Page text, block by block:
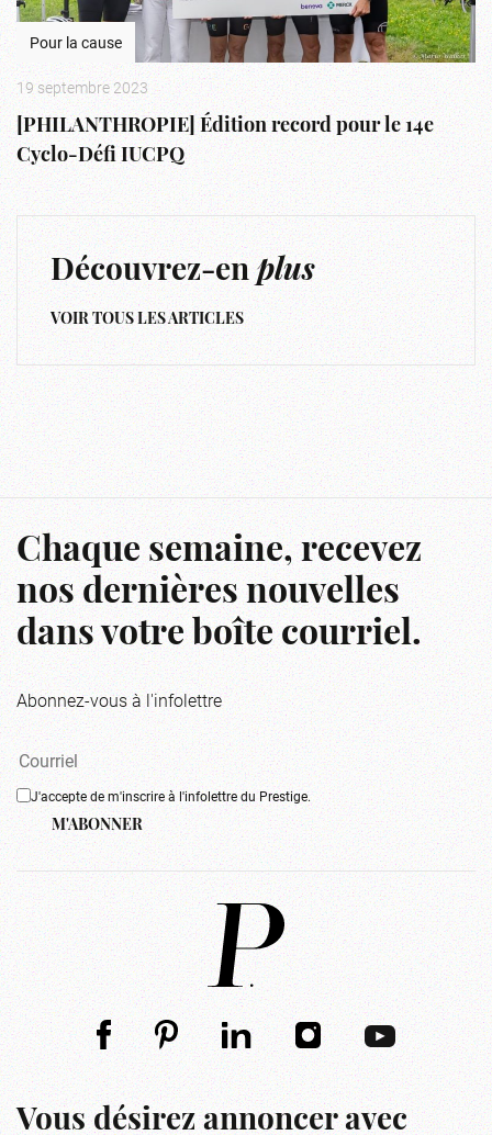
Pour la cause
19 septembre 2023
[PHILANTHROPIE] Édition record pour le 14e
Cyclo-Défi IUCPQ
Découvrez-enplus
VOIR TOUS LES ARTICLES
Chaque semaine, recevez
nos dernières nouvelles
dans votre boîte courriel.
Abonnez-vous à l'infolettre
J'accepte de m'inscrire à l'infolettre du Prestige.
M'ABONNER
Vous désirez annoncer avec